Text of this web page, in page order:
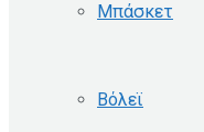
Μπάσκετ
Βόλεϊ